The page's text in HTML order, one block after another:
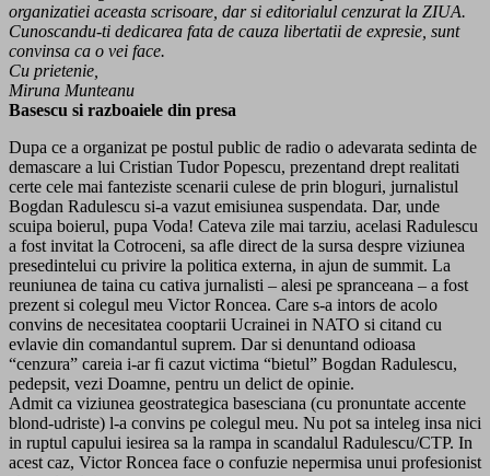
organizatiei aceasta scrisoare, dar si editorialul cenzurat la ZIUA.
Cunoscandu-ti dedicarea fata de cauza libertatii de expresie, sunt
convinsa ca o vei face.
Cu prietenie,
Miruna Munteanu
Basescu si razboaiele din presa
Dupa ce a organizat pe postul public de radio o adevarata sedinta de
demascare a lui Cristian Tudor Popescu, prezentand drept realitati
certe cele mai fanteziste scenarii culese de prin bloguri, jurnalistul
Bogdan Radulescu si-a vazut emisiunea suspendata. Dar, unde
scuipa boierul, pupa Voda! Cateva zile mai tarziu, acelasi Radulescu
a fost invitat la Cotroceni, sa afle direct de la sursa despre viziunea
presedintelui cu privire la politica externa, in ajun de summit. La
reuniunea de taina cu cativa jurnalisti – alesi pe spranceana – a fost
prezent si colegul meu Victor Roncea. Care s-a intors de acolo
convins de necesitatea cooptarii Ucrainei in NATO si citand cu
evlavie din comandantul suprem. Dar si denuntand odioasa
“cenzura” careia i-ar fi cazut victima “bietul” Bogdan Radulescu,
pedepsit, vezi Doamne, pentru un delict de opinie.
Admit ca viziunea geostrategica basesciana (cu pronuntate accente
blond-udriste) l-a convins pe colegul meu. Nu pot sa inteleg insa nici
in ruptul capului iesirea sa la rampa in scandalul Radulescu/CTP. In
acest caz, Victor Roncea face o confuzie nepermisa unui profesionist